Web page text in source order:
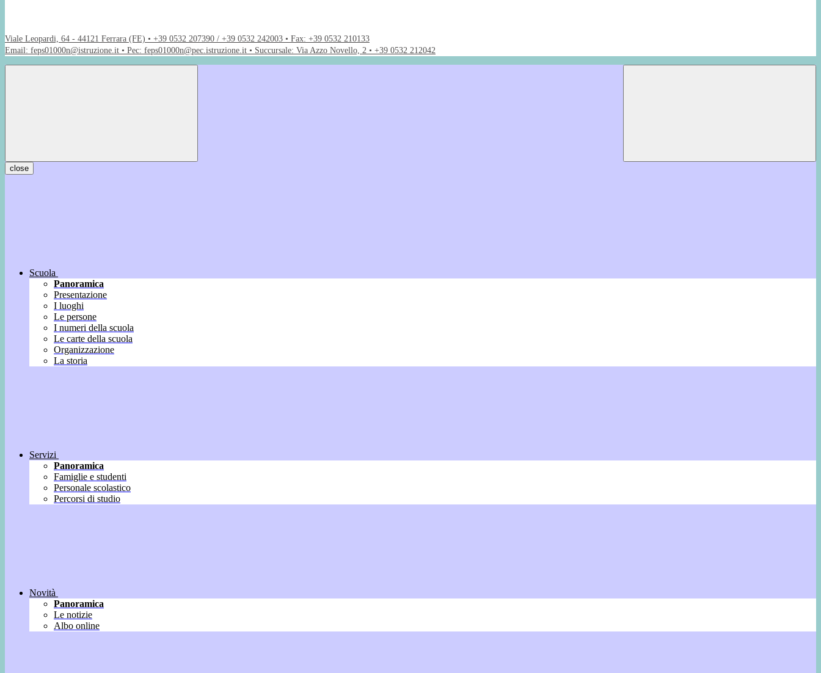
Viale Leopardi, 64 - 44121 Ferrara (FE) • +39 0532 207390 / +39 0532 242003 • Fax: +39 0532 210133
Email: feps01000n@istruzione.it • Pec: feps01000n@pec.istruzione.it • Succursale: Via Azzo Novello, 2 • +39 0532 212042
close
Scuola
Panoramica
Presentazione
I luoghi
Le persone
I numeri della scuola
Le carte della scuola
Organizzazione
La storia
Servizi
Panoramica
Famiglie e studenti
Personale scolastico
Percorsi di studio
Novità
Panoramica
Le notizie
Albo online